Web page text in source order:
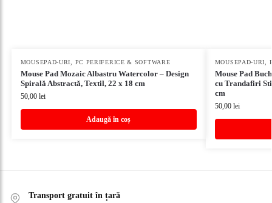
MOUSEPAD-URI PC PERIFERICE & SOFTWARE
Mouse Pad Mozaic Albastru Watercolor – Design
Spirală Abstractă, Textil, 22 x 18 cm
50,00 lei
Adaugă în coș
MOUSEPAD-URI
Mouse Pad
cu Trandafiri
cm
50,00 lei
Transport gratuit în țară